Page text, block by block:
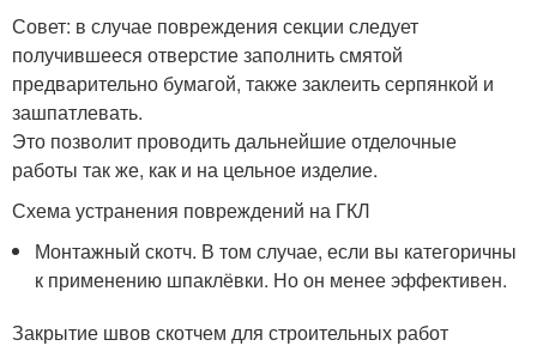
Совет: в случае повреждения секции следует
получившееся отверстие заполнить смятой
предварительно бумагой, также заклеить серпянкой и
зашпатлевать.
Это позволит проводить дальнейшие отделочные
работы так же, как и на цельное изделие.
Схема устранения повреждений на ГКЛ
Монтажный скотч. В том случае, если вы категоричны
к применению шпаклёвки. Но он менее эффективен.
Закрытие швов скотчем для строительных работ